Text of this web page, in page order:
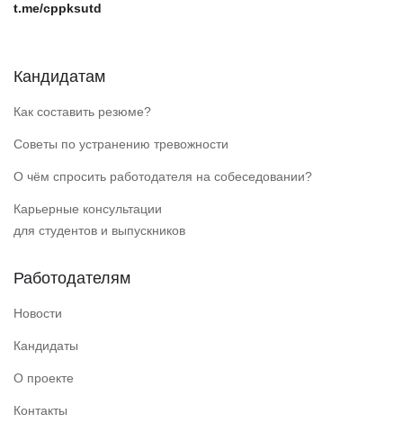
t.me/cppksutd
Кандидатам
Как составить резюме?
Советы по устранению тревожности
О чём спросить работодателя на собеседовании?
Карьерные консультации
для студентов и выпускников
Работодателям
Новости
Кандидаты
О проекте
Контакты